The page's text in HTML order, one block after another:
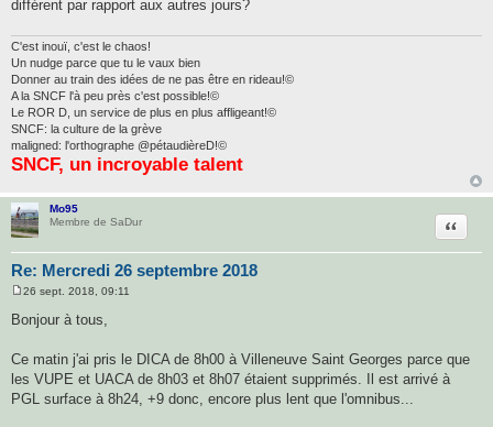
différent par rapport aux autres jours?
C'est inouï, c'est le chaos!
Un nudge parce que tu le vaux bien
Donner au train des idées de ne pas être en rideau!©
A la SNCF l'à peu près c'est possible!©
Le ROR D, un service de plus en plus affligeant!©
SNCF: la culture de la grève
maligned: l'orthographe @pétaudièreD!©
SNCF, un incroyable talent
Mo95
Membre de SaDur
Re: Mercredi 26 septembre 2018
e
s
a
g
e
26 sept. 2018, 09:11
Bonjour à tous,
Ce matin j'ai pris le DICA de 8h00 à Villeneuve Saint Georges parce que
les VUPE et UACA de 8h03 et 8h07 étaient supprimés. Il est arrivé à
PGL surface à 8h24, +9 donc, encore plus lent que l'omnibus...